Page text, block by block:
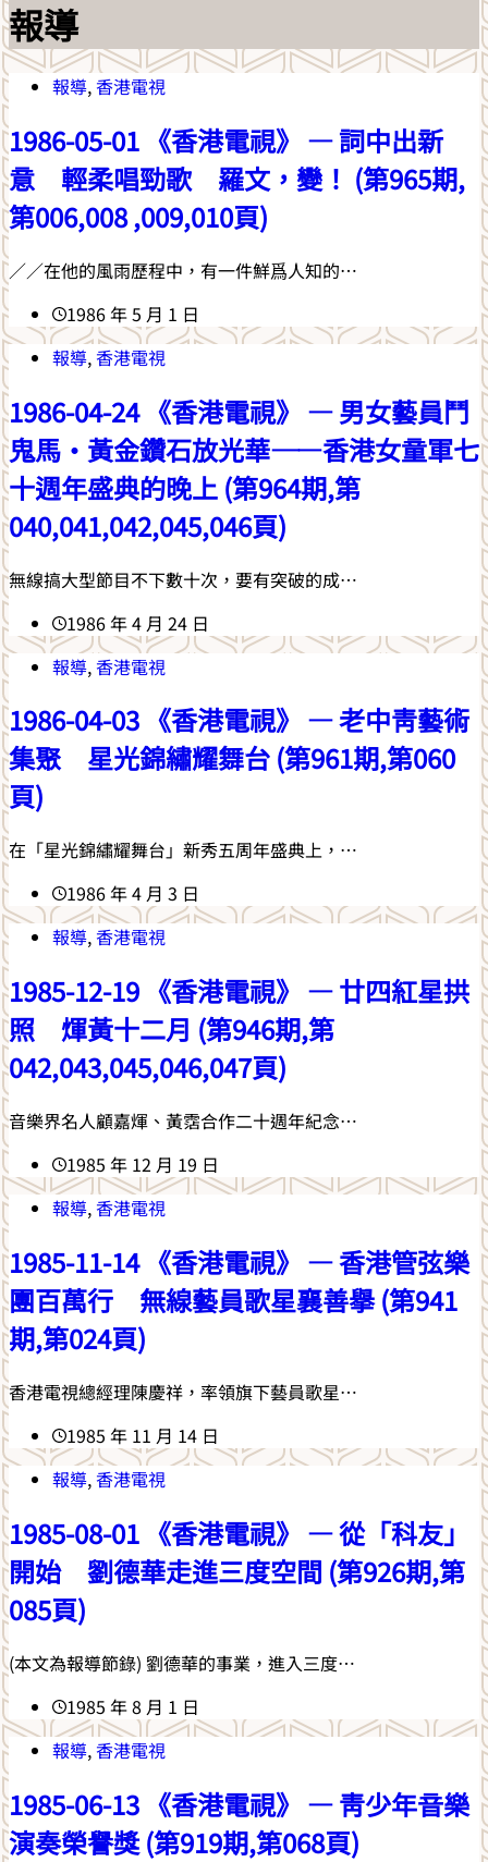
報導
報導,香港電視
1986-05-01 《香港電視》 — 詞中出新
意 輕柔唱勁歌 羅文，變！ (第965期,
第006,008 ,009,010頁)
／／在他的風雨歷程中，有一件鮮爲人知的…
1986 年 5 月 1 日
報導,香港電視
1986-04-24 《香港電視》 — 男女藝員鬥
鬼馬‧黃金鑽石放光華——香港女童軍七
十週年盛典的晚上 (第964期,第
040,041,042,045,046頁)
無線搞大型節目不下數十次，要有突破的成…
1986 年 4 月 24 日
報導,香港電視
1986-04-03 《香港電視》 — 老中青藝術
集聚 星光錦繡耀舞台 (第961期,第060
頁)
在「星光錦繡耀舞台」新秀五周年盛典上，…
1986 年 4 月 3 日
報導,香港電視
1985-12-19 《香港電視》 — 廿四紅星拱
照 煇黃十二月 (第946期,第
042,043,045,046,047頁)
音樂界名人顧嘉煇、黃霑合作二十週年紀念…
1985 年 12 月 19 日
報導,香港電視
1985-11-14 《香港電視》 — 香港管弦樂
團百萬行 無線藝員歌星襄善舉 (第941
期,第024頁)
香港電視總經理陳慶祥，率領旗下藝員歌星…
1985 年 11 月 14 日
報導,香港電視
1985-08-01 《香港電視》 — 從「科友」
開始 劉德華走進三度空間 (第926期,第
085頁)
(本文為報導節錄) 劉德華的事業，進入三度…
1985 年 8 月 1 日
報導,香港電視
1985-06-13 《香港電視》 — 青少年音樂
演奏榮譽獎 (第919期,第068頁)